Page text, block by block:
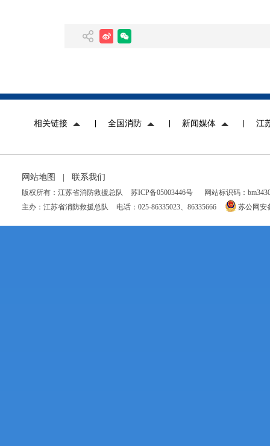
相关链接 全国消防 新闻媒体 江
网站地图 联系我们
版权所有：江苏省消防救援总队 苏ICP备05003446号
网站标识码：
主办：江苏省消防救援总队
电话：025-86335023、86335666 苏公网安